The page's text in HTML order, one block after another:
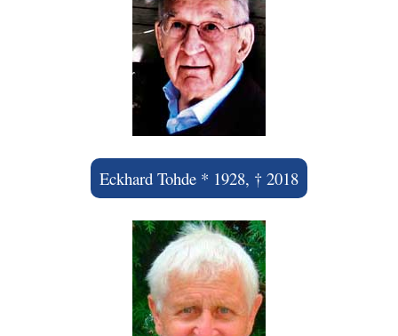
Eckhard Tohde * 1928, † 2018